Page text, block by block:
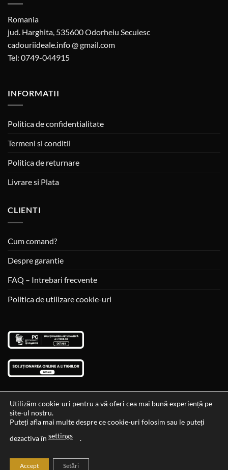
Romania
jud. Harghita, 535600 Odorheiu Secuiesc
cadouriideale.info @ gmail.com
Tel: 0749-044915
INFORMATII
Politica de confidentialitate
Termeni si conditii
Politica de returnare
Livrare si Plata
CLIENTI
Cum comand?
Despre garantie
FAQ – Intrebari frecvente
Politica de utilizare cookie-uri
Data si ora ultimei actualizari al stocului si ale preturilor: 29-12-
Utilizăm cookie-uri pentru a vă oferi cea mai bună experiență pe
site-ul nostru.
Puteți afla mai multe despre ce cookie-uri folosim sau le puteți
dezactiva în settings .
Accept Setări